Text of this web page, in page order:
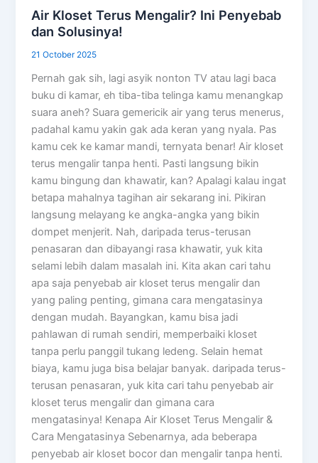
Air Kloset Terus Mengalir? Ini Penyebab
dan Solusinya!
21 October 2025
Pernah gak sih, lagi asyik nonton TV atau lagi baca
buku di kamar, eh tiba-tiba telinga kamu menangkap
suara aneh? Suara gemericik air yang terus menerus,
padahal kamu yakin gak ada keran yang nyala. Pas
kamu cek ke kamar mandi, ternyata benar! Air kloset
terus mengalir tanpa henti. Pasti langsung bikin
kamu bingung dan khawatir, kan? Apalagi kalau ingat
betapa mahalnya tagihan air sekarang ini. Pikiran
langsung melayang ke angka-angka yang bikin
dompet menjerit. Nah, daripada terus-terusan
penasaran dan dibayangi rasa khawatir, yuk kita
selami lebih dalam masalah ini. Kita akan cari tahu
apa saja penyebab air kloset terus mengalir dan
yang paling penting, gimana cara mengatasinya
dengan mudah. Bayangkan, kamu bisa jadi
pahlawan di rumah sendiri, memperbaiki kloset
tanpa perlu panggil tukang ledeng. Selain hemat
biaya, kamu juga bisa belajar banyak. daripada terus-
terusan penasaran, yuk kita cari tahu penyebab air
kloset terus mengalir dan gimana cara
mengatasinya! Kenapa Air Kloset Terus Mengalir &
Cara Mengatasinya Sebenarnya, ada beberapa
penyebab air kloset bocor dan mengalir tanpa henti.